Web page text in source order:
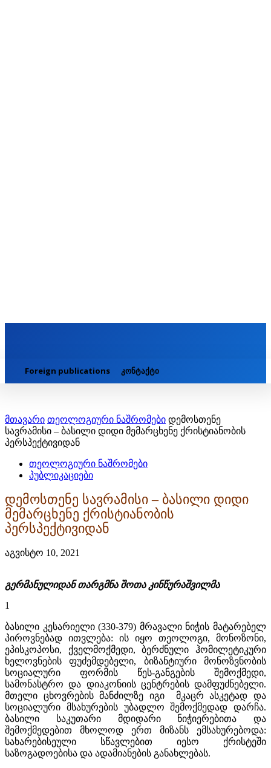
Foreign publications კონტაქტი
მთავარი თეოლოგიური ნაშრომები დემოსთენე
სავრამისი – ბასილი დიდი მემარცხენე ქრისტიანობის
პერსპექტივიდან
თეოლოგიური ნაშრომები
პუბლიკაციები
დემოსთენე სავრამისი – ბასილი დიდი
მემარცხენე ქრისტიანობის
პერსპექტივიდან
აგვისტო 10, 2021
გერმანულიდან თარგმნა შოთა კინწურაშვილმა
1
ბასილი კესარიელი (330-379) მრავალი ნიჭის მატარებელ
პიროვნებად ითვლება: ის იყო თეოლოგი, მონოზონი,
ეპისკოპოსი, ქველმოქმედი, ბერძნული ჰომილეტიკური
ხელოვნების ფუძემდებელი, ბიზანტიური მონოზვნობის
სოციალური ფორმის წეს-განგების შემოქმედი,
სამონასტრო და დიაკონიის ცენტრების დამფუძნებელი.
მთელი ცხოვრების მანძილზე იგი მკაცრ ასკეტად და
სოციალური მსახურების უბადლო შემოქმედად დარჩა.
ბასილი საკუთარი მდიდარი ნიჭიერებითა და
შემოქმედებით მხოლოდ ერთ მიზანს ემსახურებოდა:
სახარებისეული სწავლებით იესო ქრისტეში
საზოგადოებისა და ადამიანების განახლებას.